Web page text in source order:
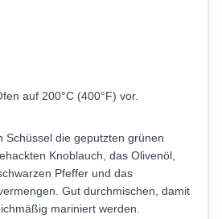
auf 200°C (400°F) vor.
Schüssel die geputzten grünen
Knoblauch, das Olivenöl,
Pfeffer und das
Gut durchmischen, damit
mariniert werden.